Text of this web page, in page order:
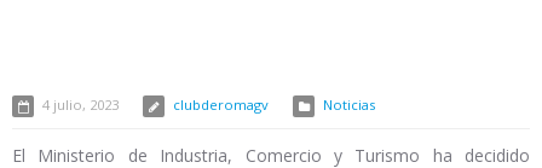
4 julio, 2023 clubderomagv Noticias
El Ministerio de Industria, Comercio y Turismo ha decidido